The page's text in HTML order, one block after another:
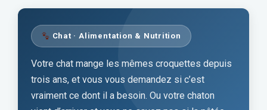
Chat · Alimentation & Nutrition
Votre chat mange les mêmes croquettes depuis
trois ans, et vous vous demandez si c’est
vraiment ce dont il a besoin. Ou votre chaton